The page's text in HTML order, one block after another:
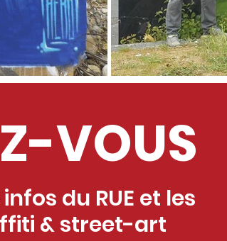
VOUS
du RUE et les
& street-art